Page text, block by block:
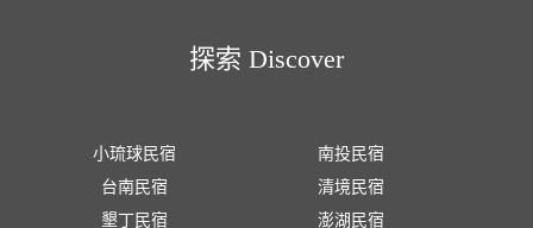
探索 Discover
小琉球民宿
台南民宿
墾丁民宿
南投民宿
清境民宿
澎湖民宿